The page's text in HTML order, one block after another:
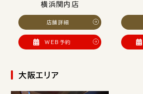
横浜関内店
店舗詳細
WEB予約
大阪エリア